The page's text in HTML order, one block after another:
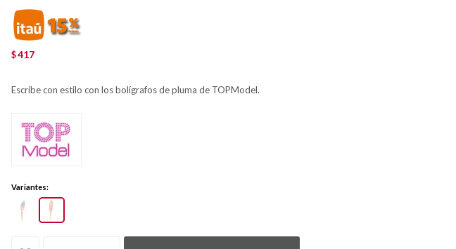
$417
Escribe con estilo con los bolígrafos de pluma de TOPModel.
Variantes: